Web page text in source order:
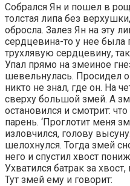
Собрался Ян и пошел в
толстая липа без
обросла. Залез Ян на эту
сердцевина-то у нее была
трухлявую сердцевину,
Упал прямо на змеиное
шевельнулась. Просидел
никто не знал, где он. На
сверху большой змей. А
остановился и смотрит:
парень. ‘Проглотит меня
изловчился, голову
шелохнулся. Тогда змей
него и спустил хвост
Ухватился батрак за
Тут змей ему и говорит: